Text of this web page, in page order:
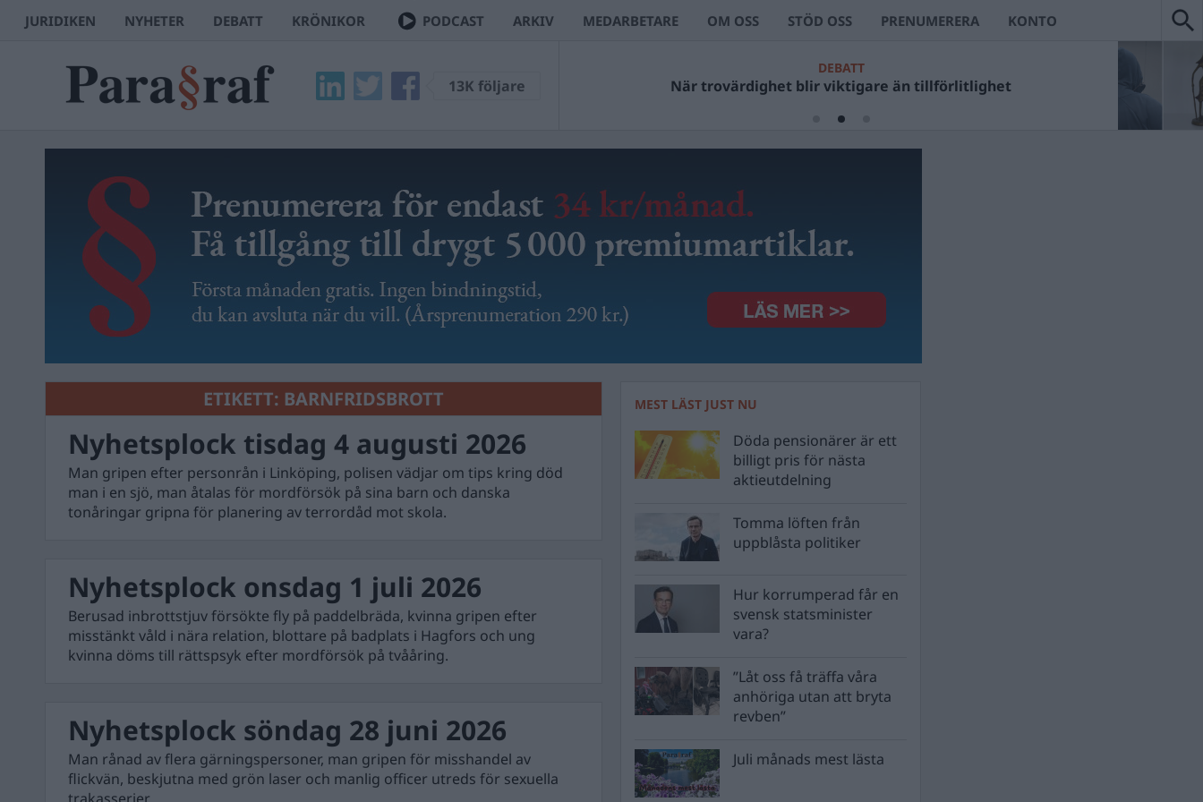
JURIDIKEN NYHETER DEBATT KRÖNIKOR PODCAST ARKIV MEDARBETARE OM OSS STÖD OSS PRENUMERERA KONTO
13K följare
DEBATT
När trovärdighet blir viktigare än tillförlitlighet
ETIKETT: BARNFRIDSBROTT
Nyhetsplock tisdag 4 augusti 2026
Man gripen efter personrån i Linköping, polisen vädjar om tips kring död
man i en sjö, man åtalas för mordförsök på sina barn och danska
tonåringar gripna för planering av terrordåd mot skola.
Nyhetsplock onsdag 1 juli 2026
Berusad inbrottstjuv försökte fly på paddelbräda, kvinna gripen efter
misstänkt våld i nära relation, blottare på badplats i Hagfors och ung
kvinna döms till rättspsyk efter mordförsök på tvååring.
Nyhetsplock söndag 28 juni 2026
Man rånad av flera gärningspersoner, man gripen för misshandel av
flickvän, beskjutna med grön laser och manlig officer utreds för sexuella
MEST LÄST JUST NU
Döda pensionärer är ett
billigt pris för nästa
aktieutdelning
Tomma löften från
uppblåsta politiker
Hur korrumperad får en
svensk statsminister
vara?
”Låt oss få träffa våra
anhöriga utan att bryta
revben”
Juli månads mest lästa